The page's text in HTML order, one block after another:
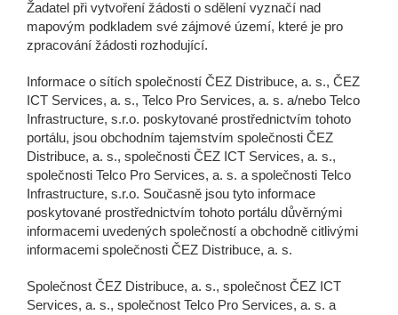
ČEZ ICT SERVICES
TELCO PRO SERVICES
TELCO INFRASTRUCTURE
Žadatel při vytvoření žádosti o sdělení vyznačí nad
mapovým podkladem své zájmové území, které je pro
zpracování žádosti rozhodující.
Informace o sítích společností ČEZ Distribuce, a. s., ČEZ
ICT Services, a. s., Telco Pro Services, a. s. a/nebo Telco
Infrastructure, s.r.o. poskytované prostřednictvím tohoto
portálu, jsou obchodním tajemstvím společnosti ČEZ
Distribuce, a. s., společnosti ČEZ ICT Services, a. s.,
společnosti Telco Pro Services, a. s. a společnosti Telco
Infrastructure, s.r.o. Současně jsou tyto informace
poskytované prostřednictvím tohoto portálu důvěrnými
informacemi uvedených společností a obchodně citlivými
informacemi společnosti ČEZ Distribuce, a. s.
Společnost ČEZ Distribuce, a. s., společnost ČEZ ICT
Services, a. s., společnost Telco Pro Services, a. s. a